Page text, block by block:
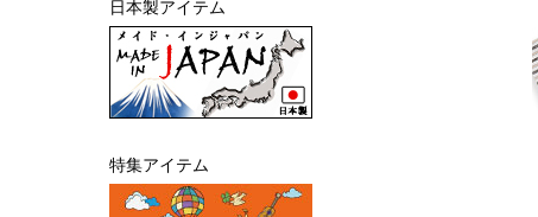
日本製アイテム
特集アイテム